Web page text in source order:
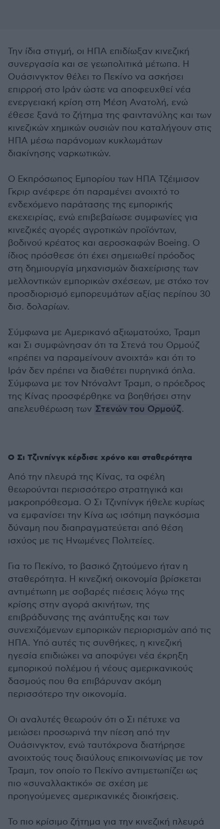
Την ίδια στιγμή, οι ΗΠΑ επιδίωξαν κινεζική
συνεργασία και σε γεωπολιτικά μέτωπα. Η
Ουάσινγκτον θέλει το Πεκίνο να ασκήσει
επιρροή στο Ιράν ώστε να αποφευχθεί νέα
ενεργειακή κρίση στη Μέση Ανατολή, ενώ
έθεσε ξανά το ζήτημα της φαιντανύλης και των
κινεζικών χημικών ουσιών που καταλήγουν στις
ΗΠΑ μέσω παράνομων κυκλωμάτων
διακίνησης ναρκωτικών.
Ο Εκπρόσωπος Εμπορίου των ΗΠΑ Τζέιμισον
Γκριρ ανέφερε ότι παραμένει ανοιχτό το
ενδεχόμενο παράτασης της εμπορικής
εκεχειρίας, ενώ επιβεβαίωσε συμφωνίες για
κινεζικές αγορές αγροτικών προϊόντων,
βοδινού κρέατος και αεροσκαφών Boeing. Ο
ίδιος πρόσθεσε ότι έχει σημειωθεί πρόοδος
στη δημιουργία μηχανισμών διαχείρισης των
μελλοντικών εμπορικών σχέσεων, με στόχο τον
προσδιορισμό εμπορευμάτων αξίας περίπου 30
δισ. δολαρίων.
Σύμφωνα με Αμερικανό αξιωματούχο, Τραμπ
και Σι συμφώνησαν ότι τα Στενά του Ορμούζ
«πρέπει να παραμείνουν ανοιχτά» και ότι το
Ιράν δεν πρέπει να διαθέτει πυρηνικά όπλα.
Σύμφωνα με τον Ντόναλντ Τραμπ, ο πρόεδρος
της Κίνας προσφέρθηκε να βοηθήσει στην
απελευθέρωση των Στενών του Ορμούζ.
Ο Σι Τζινπίνγκ κέρδισε χρόνο και σταθερότητα
Από την πλευρά της Κίνας, τα οφέλη
θεωρούνται περισσότερο στρατηγικά και
μακροπρόθεσμα. Ο Σι Τζινπίνγκ ήθελε κυρίως
να εμφανίσει την Κίνα ως ισότιμη παγκόσμια
δύναμη που διαπραγματεύεται από θέση
ισχύος με τις Ηνωμένες Πολιτείες.
Για το Πεκίνο, το βασικό ζητούμενο ήταν η
σταθερότητα. Η κινεζική οικονομία βρίσκεται
αντιμέτωπη με σοβαρές πιέσεις λόγω της
κρίσης στην αγορά ακινήτων, της
επιβράδυνσης της ανάπτυξης και των
συνεχιζόμενων εμπορικών περιορισμών από τις
ΗΠΑ. Υπό αυτές τις συνθήκες, η κινεζική
ηγεσία επιδιώκει να αποφύγει νέα έκρηξη
εμπορικού πολέμου ή νέους αμερικανικούς
δασμούς που θα επιβάρυναν ακόμη
περισσότερο την οικονομία.
Οι αναλυτές θεωρούν ότι ο Σι πέτυχε να
μειώσει προσωρινά την πίεση από την
Ουάσινγκτον, ενώ ταυτόχρονα διατήρησε
ανοιχτούς τους διαύλους επικοινωνίας με τον
Τραμπ, τον οποίο το Πεκίνο αντιμετωπίζει ως
πιο «συναλλακτικό» σε σχέση με
προηγούμενες αμερικανικές διοικήσεις.
Το πιο κρίσιμο ζήτημα για την κινεζική πλευρά